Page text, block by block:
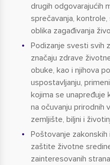
drugih odgovarajućih
sprečavanja, kontrole,
oblika zagađivanja
Podizanje svesti svih
značaju zdrave
obuke, kao i njihova
uspostavljanju,
kojima se unapređuje
na očuvanju prirodnih
zemljište, biljni i
Poštovanje
zaštite životne
zainteresovanih